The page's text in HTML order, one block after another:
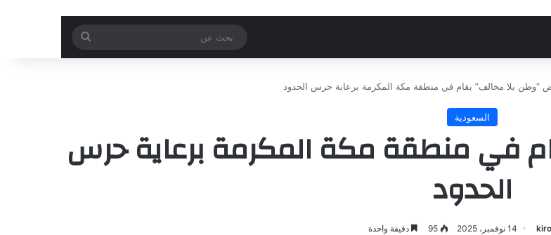
عن
“وطن بلا مخالف” يقام في منطقة مكة المكرمة برعاية حرس الحدود
السعودية
في منطقة مكة المكرمة برعاية حرس
الحدود
kiro 14 نوفمبر، 2025 95 دقيقة واحدة